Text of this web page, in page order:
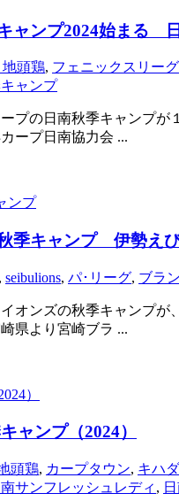
ャンプ2024始まる
頭鶏, フェニックスリーグ
ャンプ
プの日南秋季キャンプ
ープ日南協力会 ...
季キャンプ 伊勢え
, seibulions, パ･リーグ, ブラ
オンズの秋季キャンプが
県より宮崎ブラ ...
ャンプ（2024）
頭鶏, カープタウン, キハ
南サンフレッシュレディ ,